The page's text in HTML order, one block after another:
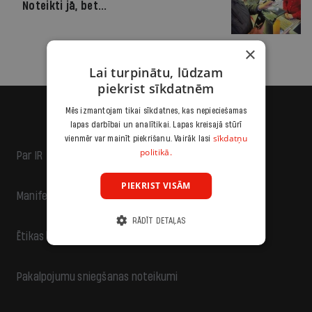
Noteikti jā, bet...
Par IR
Manifests
Ētikas kodekss
Pakalpojumu sniegšanas noteikumi
×
Lai turpinātu, lūdzam
piekrist sīkdatnēm
Mēs izmantojam tikai sīkdatnes, kas nepieciešamas
lapas darbībai un analītikai. Lapas kreisajā stūrī
vienmēr var mainīt piekrišanu. Vairāk lasi sīkdatņu
politikā.
PIEKRIST VISĀM
RĀDĪT DETAĻAS